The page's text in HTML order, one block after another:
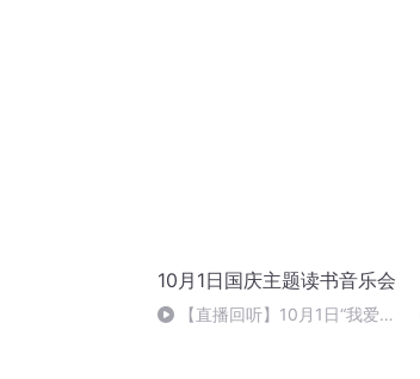
10月1日国庆主题读书音乐会
【直播回听】10月1日“我爱你